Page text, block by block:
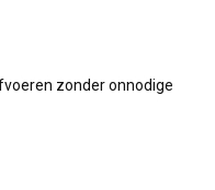
zonder onnodige